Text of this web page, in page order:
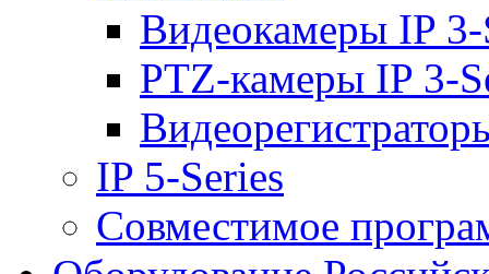
Видеокамеры IP 3-
PTZ-камеры IP 3-
IP 5-Series
Совместимое